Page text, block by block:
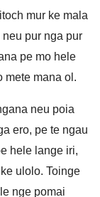
mur ke mala
pur nga pur
pe mo hele
mete mana ol.
neu poia
ero, pe te ngau
hele lange iri,
ulolo. Toinge
nge pomai